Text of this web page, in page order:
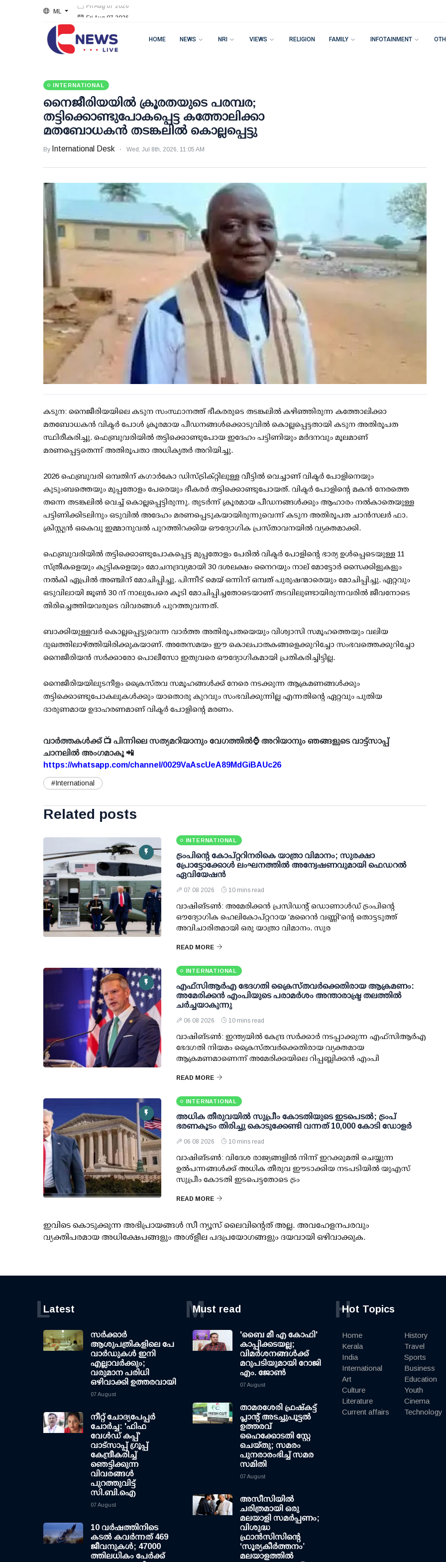
ML
HOME NEWS NRI VIEWS RELIGION FAMILY INFOTAINMENT
INTERNATIONAL
നൈജീരിയയിൽ ക്രൂരതയുടെ പരമ്പര;
തട്ടിക്കൊണ്ടുപോകപ്പെട്ട കത്തോലിക്കാ
മതബോധകൻ തടങ്കലിൽ കൊല്ലപ്പെട്ടു
By International Desk Wed, Jul 8th, 2026, 11:05 AM
കടുന: നൈജീരിയയിലെ കടുന സംസ്ഥാനത്ത് ഭീകരരുടെ തടങ്കലിൽ കഴിഞ്ഞിരുന്ന കത്തോലിക്കാ
മതബോധകൻ വിക്ടർ പോൾ ക്രൂരമായ പീഡനങ്ങൾക്കൊടുവിൽ കൊല്ലപ്പെട്ടതായി കടുന അതിരൂപത
സ്ഥിരീകരിച്ചു. ഫെബ്രുവരിയിൽ തട്ടിക്കൊണ്ടുപോയ ഇദേഹം പട്ടിണിയും മർദനവും മൂലമാണ്
മരണപ്പെട്ടതെന്ന് അതിരൂപതാ അധികൃതർ അറിയിച്ചു.
2026 ഫെബ്രുവരി ഒമ്പതിന് കഗാർകോ ഡിസ്ട്രിക്റ്റിലുള്ള വീട്ടിൽ വെച്ചാണ് വിക്ടർ പോളിനെയും
കുടുംബത്തെയും മുപ്പതോളം പേരെയും ഭീകരർ തട്ടിക്കൊണ്ടുപോയത്. വിക്ടർ പോളിന്റെ മകൻ നേരത്തെ
തന്നെ തടങ്കലിൽ വെച്ച് കൊല്ലപ്പെട്ടിരുന്നു. തുടർന്ന് ക്രൂരമായ പീഡനങ്ങൾക്കും ആഹാരം നൽകാതെയുള്ള
പട്ടിണിക്കിടലിനും ഒടുവിൽ അദേഹം മരണപ്പെടുകയായിരുന്നുവെന്ന് കടുന അതിരൂപത ചാൻസലർ ഫാ.
ക്രിസ്റ്റ്യൻ ഒകെവു ഇമ്മാനുവൽ പുറത്തിറക്കിയ ഔദ്യോഗിക പ്രസ്താവനയിൽ വ്യക്തമാക്കി.
ഫെബ്രുവരിയിൽ തട്ടിക്കൊണ്ടുപോകപ്പെട്ട മുപ്പതോളം പേരിൽ വിക്ടർ പോളിന്റെ ഭാര്യ ഉൾപ്പെടെയുള്ള 11
സ്ത്രീകളെയും കുട്ടികളെയും മോചനദ്രവ്യമായി 30 ദശലക്ഷം നൈറയും നാല് മോട്ടോർ സൈക്കിളുകളും
നൽകി ഏപ്രിൽ അഞ്ചിന് മോചിപ്പിച്ചു. പിന്നീട് മെയ് ഒന്നിന് ഒമ്പത് പുരുഷന്മാരെയും മോചിപ്പിച്ചു. ഏറ്റവും
ഒടുവിലായി ജൂൺ 30 ന് നാലുപേരെ കൂടി മോചിപ്പിച്ചതോടെയാണ് തടവിലുണ്ടായിരുന്നവരിൽ ജീവനോടെ
തിരിച്ചെത്തിയവരുടെ വിവരങ്ങൾ പുറത്തുവന്നത്.
ബാക്കിയുള്ളവർ കൊല്ലപ്പെട്ടുവെന്ന വാർത്ത അതിരൂപതയെയും വിശ്വാസി സമൂഹത്തെയും വലിയ
ദുഖത്തിലാഴ്ത്തിയിരിക്കുകയാണ്. അതേസമയം ഈ കൊലപാതകങ്ങളെക്കുറിച്ചോ സംഭവത്തെക്കുറിച്ചോ
നൈജീരിയൻ സർക്കാരോ പൊലീസോ ഇതുവരെ ഔദ്യോഗികമായി പ്രതികരിച്ചിട്ടില്ല.
നൈജീരിയയിലുടനീളം ക്രൈസ്തവ സമൂഹങ്ങൾക്ക് നേരെ നടക്കുന്ന ആക്രമണങ്ങൾക്കും
തട്ടിക്കൊണ്ടുപോകലുകൾക്കും യാതൊരു കുറവും സംഭവിക്കുന്നില്ല എന്നതിന്റെ ഏറ്റവും പുതിയ
ദാരുണമായ ഉദാഹരണമാണ് വിക്ടർ പോളിന്റെ മരണം.
വാർത്തകൾക്ക് 📺 പിന്നിലെ സത്യമറിയാനും വേഗത്തിൽ⌚ അറിയാനും ഞങ്ങളുടെ വാട്ട്സാപ്പ്
ചാനലിൽ അംഗമാകൂ 📲
https://whatsapp.com/channel/0029VaAscUeA89MdGiBAUc26
#International
Related posts
INTERNATIONAL
ട്രംപിന്റെ കോപ്റ്ററിനരികെ യാത്രാ വിമാനം; സുരക്ഷാ
പ്രോട്ടോക്കോള്‍ ലംഘനത്തില്‍ അന്വേഷണവുമായി ഫെഡറല്‍
ഏവിയേഷന്‍
07 08 2026 10 mins read
വാഷിങ്ടണ്‍: അമേരിക്കന്‍ പ്രസിഡന്റ് ഡൊണാള്‍ഡ് ട്രംപിന്റെ
ഔദ്യോഗിക ഹെലികോപ്റ്ററായ 'മറൈന്‍ വണ്ണി'ന്റെ തൊട്ടടുത്ത്
അവിചാരിതമായി ഒരു യാത്രാ വിമാനം. സുര
READ MORE
INTERNATIONAL
എഫ്‌സി‌ആര്‍‌എ ഭേദഗതി ക്രൈസ്തവർക്കെതിരായ ആക്രമണം:
അമേരിക്കൻ എംപിയുടെ പരാമർശം അന്താരാഷ്ട്ര തലത്തിൽ
ചർച്ചയാകുന്നു
06 08 2026 10 mins read
വാഷിങ്ടൺ: ഇന്ത്യയിൽ കേന്ദ്ര സർക്കാർ നടപ്പാക്കുന്ന എഫ്സിആർഎ
ഭേദഗതി നിയമം ക്രൈസ്തവർക്കെതിരായ വ്യക്തമായ
ആക്രമണമാണെന്ന് അമേരിക്കയിലെ റിപ്പബ്ലിക്കൻ എംപി
READ MORE
INTERNATIONAL
അധിക തീരുവയില്‍ സുപ്രീം കോടതിയുടെ ഇടപെടല്‍; ട്രംപ്
ഭരണകൂടം തിരിച്ചു കൊടുക്കേണ്ടി വന്നത് 10,000 കോടി ഡോളര്‍
06 08 2026 10 mins read
വാഷിങ്ടണ്‍: വിദേശ രാജ്യങ്ങളില്‍ നിന്ന് ഇറക്കുമതി ചെയ്യുന്ന
ഉല്‍പന്നങ്ങള്‍ക്ക് അധിക തീരുവ ഈടാക്കിയ നടപടിയില്‍ യുഎസ്
സുപ്രീം കോടതി ഇടപെട്ടതോടെ ട്രം
READ MORE
ഇവിടെ കൊടുക്കുന്ന അഭിപ്രായങ്ങള്‍ സീ ന്യൂസ് ലൈവിന്റെത് അല്ല. അവഹേളനപരവും
വ്യക്തിപരമായ അധിക്ഷേപങ്ങളും അശ്‌ളീല പദപ്രയോഗങ്ങളും ദയവായി ഒഴിവാക്കുക.
Latest
L
സര്‍ക്കാര്‍
ആശുപത്രികളിലെ പേ
വാര്‍ഡുകള്‍ ഇനി
എല്ലാവര്‍ക്കും;
വരുമാന പരിധി
ഒഴിവാക്കി ഉത്തരവായി
07 August
നീറ്റ് ചോദ്യപേപ്പര്‍
ചോര്‍ച്ച: 'ഫിഫ
വേള്‍ഡ് കപ്പ്'
വാട്സാപ്പ് ഗ്രൂപ്പ്
കേന്ദ്രീകരിച്ച്
ഞെട്ടിക്കുന്ന
വിവരങ്ങള്‍
പുറത്തുവിട്ട്
സി.ബി.ഐ
07 August
10 വര്‍ഷത്തിനിടെ
കടല്‍ കവര്‍ന്നത് 469
ജീവനുകള്‍; 47000
ത്തിലധികം പേര്‍ക്ക്
Must read
M
'ബൈ മീ എ കോഫി'
കാപ്പിക്കടയല്ല;
വിമര്‍ശനങ്ങള്‍ക്ക്
മറുപടിയുമായി റോജി
എം. ജോണ്‍
07 August
താമരശേരി ഫ്രഷ്കട്ട്
പ്ലാന്റ് അടച്ചുപൂട്ടൽ
ഉത്തരവ്
ഹൈക്കോടതി സ്റ്റേ
ചെയ്തു; സമരം
പുനരാരംഭിച്ച് സമര
സമിതി
07 August
അസീസിയിൽ
ചരിത്രമായി ഒരു
മലയാളി സമർപ്പണം;
വിശുദ്ധ
ഫ്രാൻസിസിന്റെ
‘സൂര്യകീർത്തനം’
മലയാളത്തിൽ
Hot Topics
H
Home
Kerala
India
International
Art
Culture
Literature
Current affairs
History
Travel
Sports
Business
Education
Youth
Cinema
Technology